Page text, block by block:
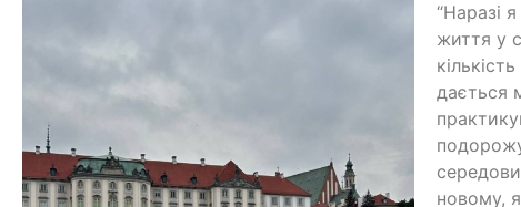
“Наразі
життя у
дається
новому,